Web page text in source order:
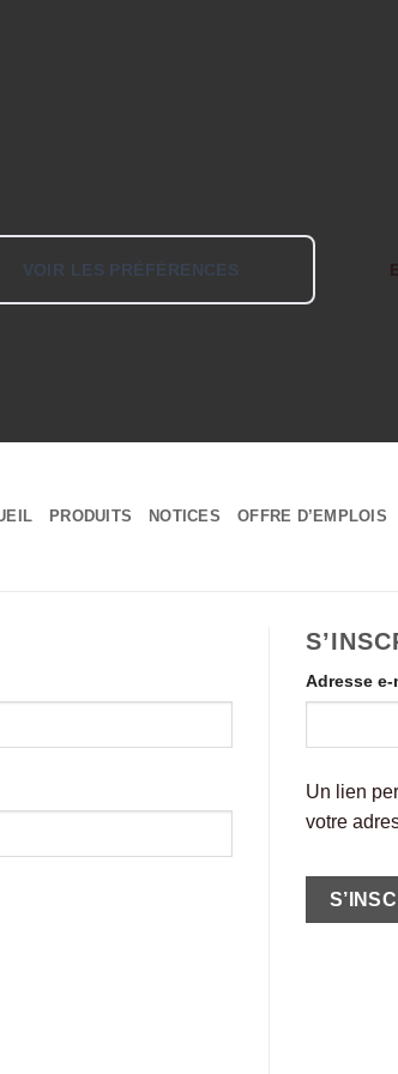
VOIR LES PRÉFÉRENCES
PRODUITS NOTICES OFFRE D’EMPLOIS
Adresse e-
Un lien
votre